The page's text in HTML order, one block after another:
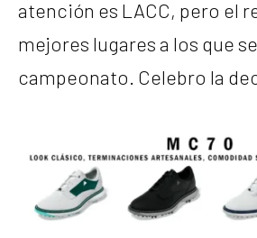
atención es LACC, pero el
mejores lugares a los que
campeonato. Celebro la